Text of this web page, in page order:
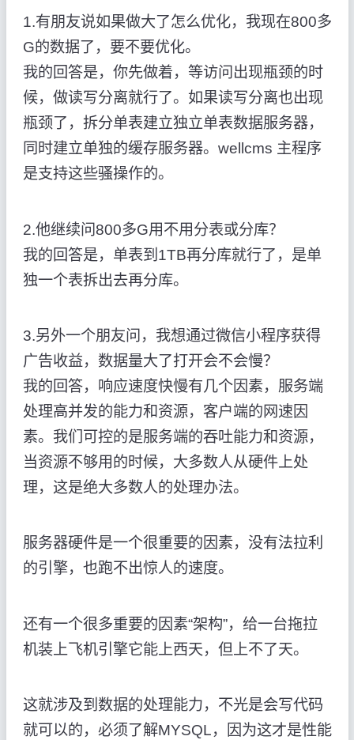
1.有朋友说如果做大了怎么优化，我现在800多
G的数据了，要不要优化。
我的回答是，你先做着，等访问出现瓶颈的时
候，做读写分离就行了。如果读写分离也出现
瓶颈了，拆分单表建立独立单表数据服务器，
同时建立单独的缓存服务器。wellcms 主程序
是支持这些骚操作的。
2.他继续问800多G用不用分表或分库？
我的回答是，单表到1TB再分库就行了，是单
独一个表拆出去再分库。
3.另外一个朋友问，我想通过微信小程序获得
广告收益，数据量大了打开会不会慢？
我的回答，响应速度快慢有几个因素，服务端
处理高并发的能力和资源，客户端的网速因
素。我们可控的是服务端的吞吐能力和资源，
当资源不够用的时候，大多数人从硬件上处
理，这是绝大多数人的处理办法。
服务器硬件是一个很重要的因素，没有法拉利
的引擎，也跑不出惊人的速度。
还有一个很多重要的因素“架构”，给一台拖拉
机装上飞机引擎它能上西天，但上不了天。
这就涉及到数据的处理能力，不光是会写代码
就可以的，必须了解MYSQL，因为这才是性能